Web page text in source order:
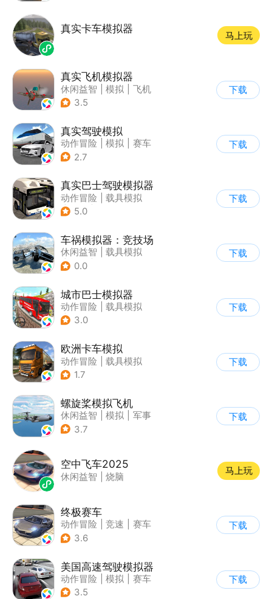
真实卡车模拟器
马上玩
真实飞机模拟器
休闲益智 模拟
飞机
| 写实
3.5
下载
真实驾驶模拟
动作冒险 模拟
赛车
| 漂移
2.7
下载
真实巴士驾驶模拟器
动作冒险
载具模拟
| 汽车
5.0
下载
车祸模拟器：竞技场
休闲益智
载具模拟
| 赛车
0.0
下载
城市巴士模拟器
动作冒险
载具模拟
| 写实
3.0
下载
欧洲卡车模拟
动作冒险
载具模拟
| 汽车
1.7
下载
螺旋桨模拟飞机
休闲益智 模拟
军事
| 剧情
3.7
下载
空中飞车2025
休闲益智 烧脑
马上玩
终极赛车
动作冒险 竞速
赛车
3.6
下载
美国高速驾驶模拟器
动作冒险 模拟
赛车
| 写实
3.5
下载